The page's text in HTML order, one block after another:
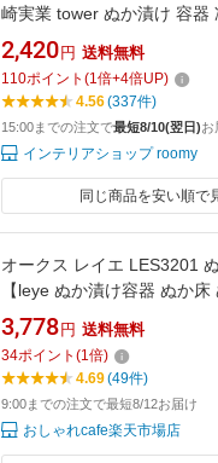
崎実業 tower ぬか漬け 容器
床 糠床 糠漬 糠漬け ぬかど
存容器 糠漬け容器 発酵ぬか
り 腸活 yamazaki ホワイト
2,420 円 送料無料
110ポイント (1倍+4倍UP)
4.56(337件)
15:00までの注文で最短8/10(翌日)お
インテリアショップ roomy
同じ商品を安い順で
オークス レイエ LES3201
【leye ぬか漬け容器 ぬか
器】【宅配便送料無料】
3,778 円 送料無料
34ポイント (1倍)
4.69(49件)
9:00までの注文で最短8/12お届け
おしゃれcafe楽天市場店